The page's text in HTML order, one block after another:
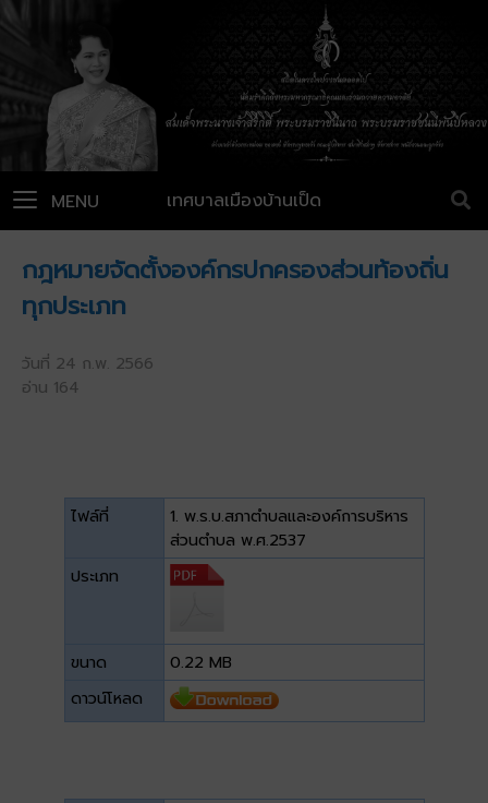
เทศบาลเมืองบ้านเป็ด
MENU
กฎหมายจัดตั้งองค์กรปกครองส่วนท้องถิ่น
ทุกประเภท
วันที่ 24 ก.พ. 2566
อ่าน 164
ไฟล์ที่
1. พ.ร.บ.สภาตำบลและองค์การบริหาร
ส่วนตำบล พ.ศ.2537
ประเภท
ขนาด
0.22 MB
ดาวน์โหลด